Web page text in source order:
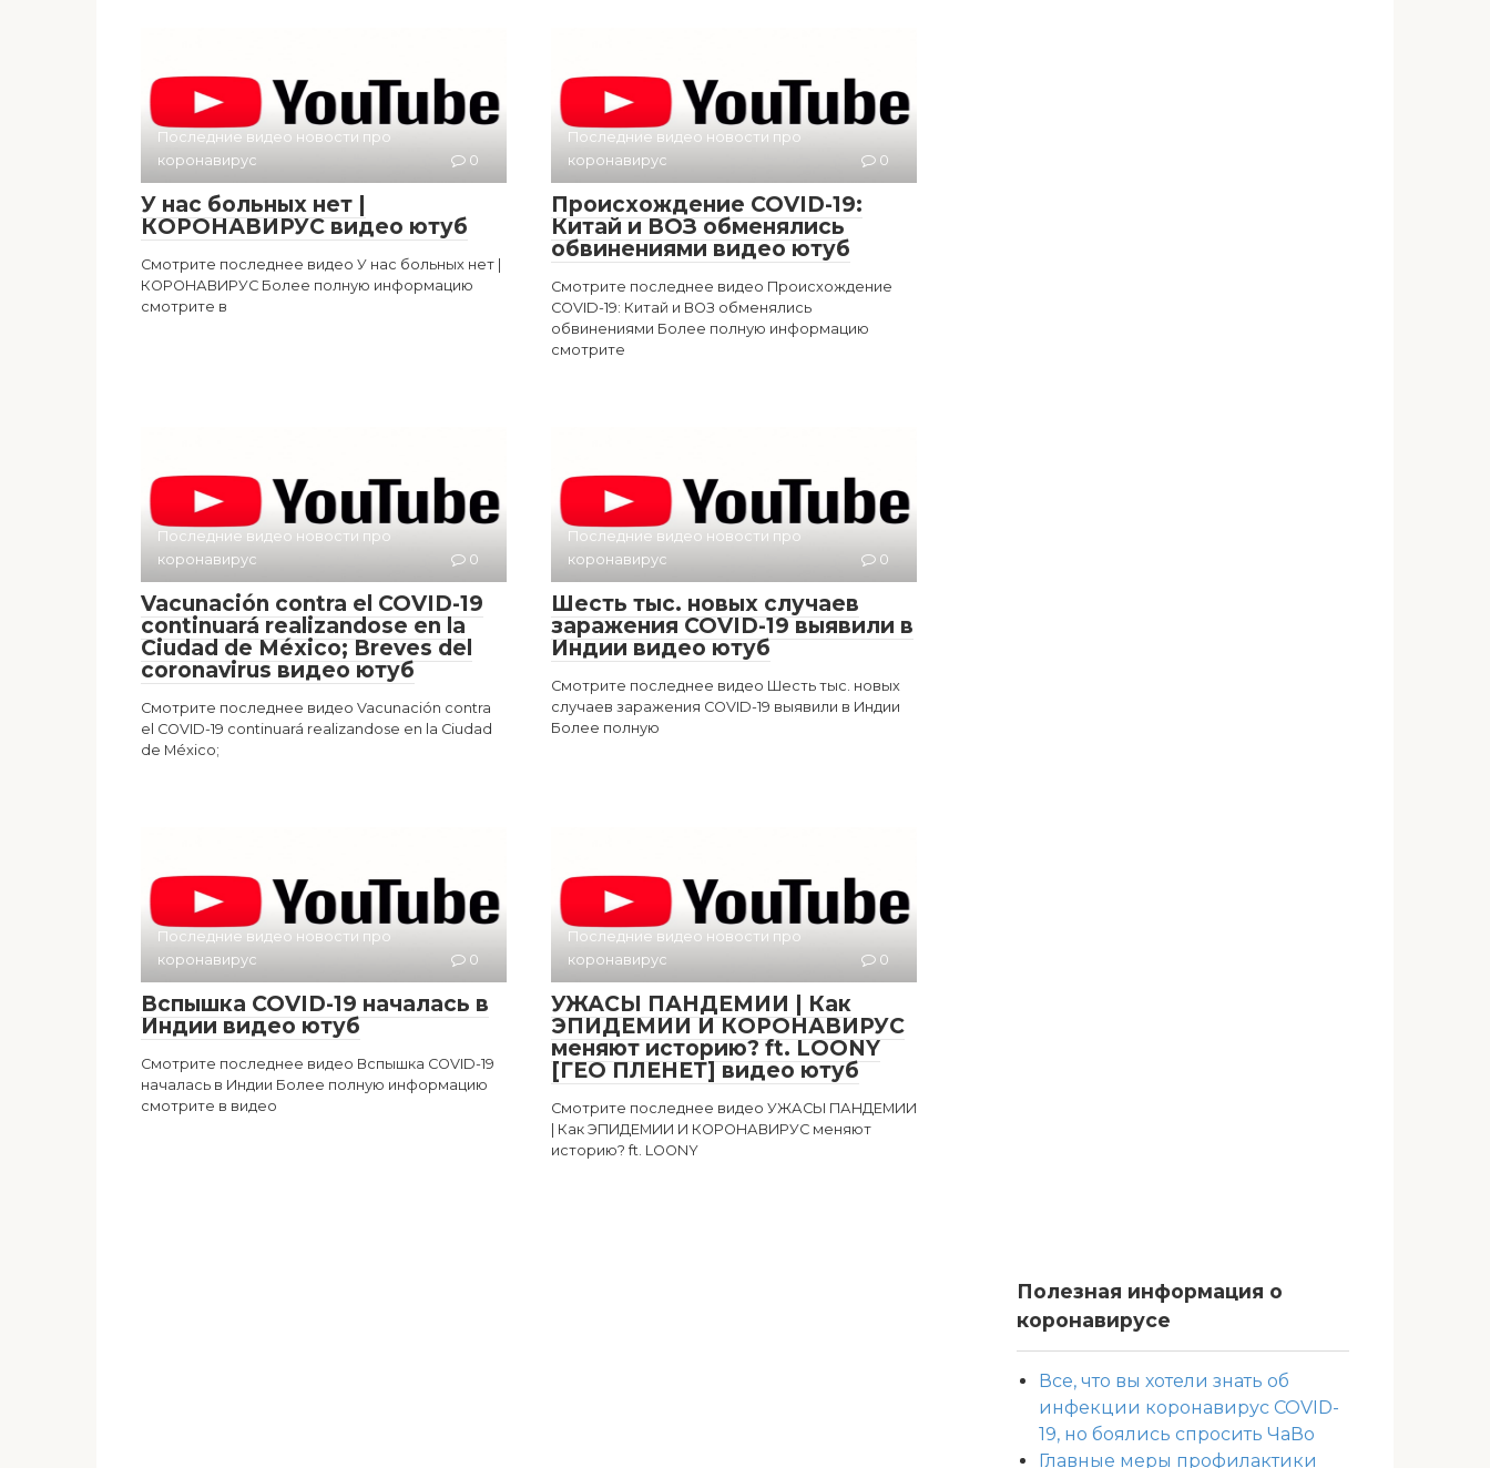
Последние видео новости про
коронавирус
0
У нас больных нет |
КОРОНАВИРУС видео ютуб
Смотрите последнее видео У нас больных нет |
КОРОНАВИРУС Более полную информацию
смотрите в
Последние видео новости про
коронавирус
0
Происхождение COVID-19:
Китай и ВОЗ обменялись
обвинениями видео ютуб
Смотрите последнее видео Происхождение
COVID-19: Китай и ВОЗ обменялись
обвинениями Более полную информацию
смотрите
Последние видео новости про
коронавирус
0
Vacunación contra el COVID-19
continuará realizandose en la
Ciudad de México; Breves del
coronavirus видео ютуб
Смотрите последнее видео Vacunación contra
el COVID-19 continuará realizandose en la Ciudad
de México;
Последние видео новости про
коронавирус
0
Шесть тыс. новых случаев
заражения COVID-19 выявили в
Индии видео ютуб
Смотрите последнее видео Шесть тыс. новых
случаев заражения COVID-19 выявили в Индии
Более полную
Последние видео новости про
коронавирус
0
Вспышка COVID-19 началась в
Индии видео ютуб
Смотрите последнее видео Вспышка COVID-19
началась в Индии Более полную информацию
смотрите в видео
Последние видео новости про
коронавирус
0
УЖАСЫ ПАНДЕМИИ | Как
ЭПИДЕМИИ И КОРОНАВИРУС
меняют историю? ft. LOONY
[ГЕО ПЛЕНЕТ] видео ютуб
Смотрите последнее видео УЖАСЫ ПАНДЕМИИ
| Как ЭПИДЕМИИ И КОРОНАВИРУС меняют
историю? ft. LOONY
Полезная информация о
коронавирусе
Все, что вы хотели знать об
инфекции коронавирус COVID-
19, но боялись спросить ЧаВо
Главные меры профилактики